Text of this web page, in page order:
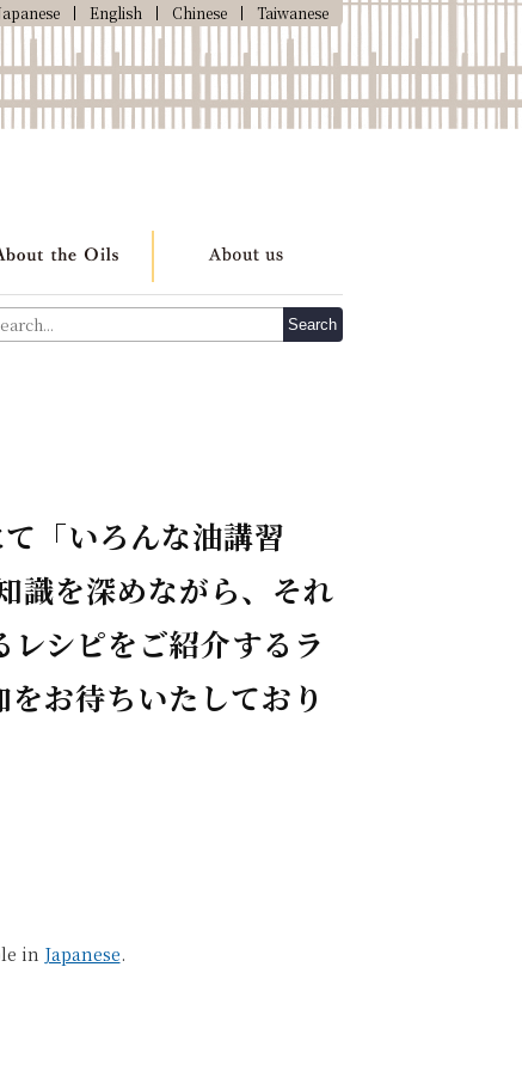
English Chinese Taiwanese
Search
「いろんな油講習
識を深めながら、それ
シピをご紹介するラ
お待ちいたしており
in Japanese.